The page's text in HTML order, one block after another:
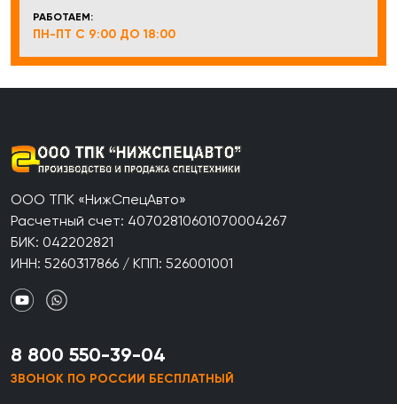
РАБОТАЕМ:
ПН-ПТ С 9:00 ДО 18:00
ООО ТПК «НижСпецАвто»
Расчетный счет: 40702810601070004267
БИК: 042202821
ИНН: 5260317866 / КПП: 526001001
8 800 550-39-04
ЗВОНОК ПО РОССИИ БЕСПЛАТНЫЙ